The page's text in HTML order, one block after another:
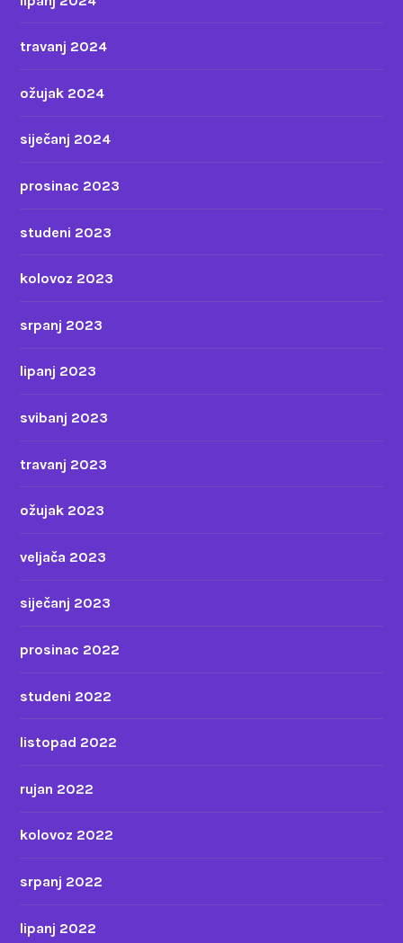
travanj 2024
ožujak 2024
siječanj 2024
prosinac 2023
studeni 2023
kolovoz 2023
srpanj 2023
lipanj 2023
svibanj 2023
travanj 2023
ožujak 2023
veljača 2023
siječanj 2023
prosinac 2022
studeni 2022
listopad 2022
rujan 2022
kolovoz 2022
srpanj 2022
lipanj 2022